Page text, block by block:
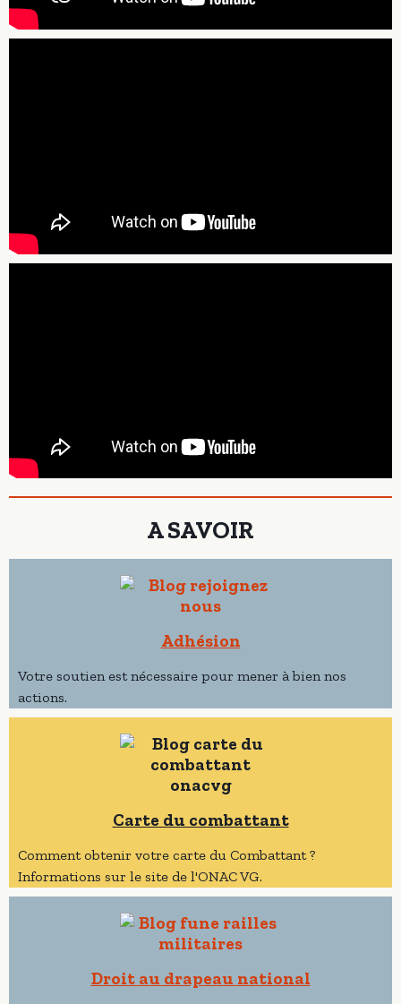
A SAVOIR
Adhésion
Votre soutien est nécessaire pour mener à bien nos
actions.
Carte du combattant
Comment obtenir votre carte du Combattant ?
Informations sur le site de l'ONAC VG.
Droit au drapeau national